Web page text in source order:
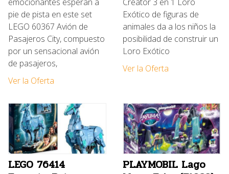
pie de pista en este set
LEGO 60367 Avión de
Pasajeros City, compuesto
por un sensacional avión
de pasajeros,
Ver la Oferta
Exótico de figuras de
animales da a los niños la
posibilidad de construir un
Loro Exótico
Ver la Oferta
LEGO 76414
PLAYMOBIL Lago